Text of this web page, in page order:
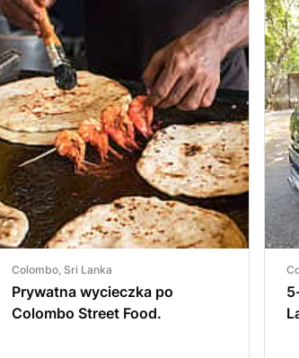
Colombo, Sri Lanka
Prywatna wycieczka po
Colombo Street Food.